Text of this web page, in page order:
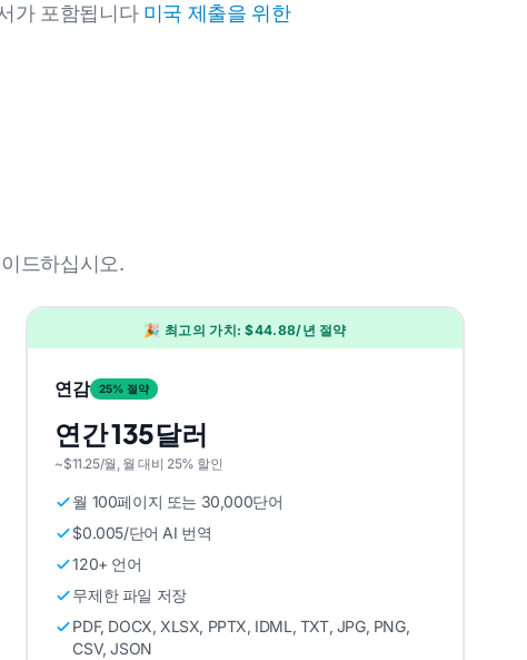
가 포함됩니다 미국 제출을 위한
드하십시오.
🎉 최고의 가치: $44.88/년 절약
연감 25% 절약
연간 135달러
~$11.25/월, 월 대비 25% 할인
월 100페이지 또는 30,000단어
$0.005/단어 AI 번역
120+ 언어
무제한 파일 저장
PDF, DOCX, XLSX, PPTX, IDML, TXT, JPG, PNG,
CSV, JSON